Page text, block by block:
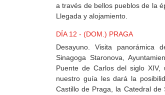
a través de bellos pueblos de la
Llegada y alojamiento.
DÍA 12 - (DOM.) PRAGA
Desayuno. Visita panorámica
Sinagoga Staronova,
Puente de Carlos del siglo
nuestro guía les dará la
Castillo de Praga, la Catedral